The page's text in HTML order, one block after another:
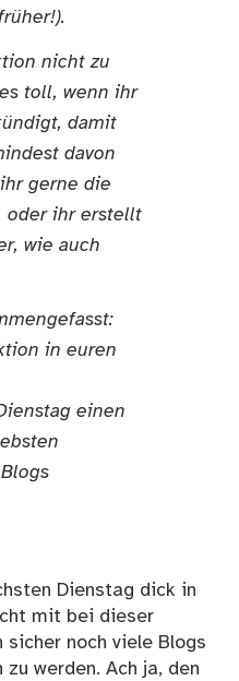
nicht zu
toll, wenn ihr
damit
davon
gerne die
oder ihr erstellt
wie auch
in euren
einen
Dienstag dick in
mit bei dieser
noch viele Blogs
werden. Ach ja, den